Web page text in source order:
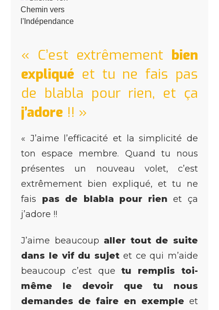
« C’est extrêmement bien
expliqué et tu ne fais pas
de blabla pour rien, et ça
j’adore !! »
« J’aime l’efficacité et la simplicité de
ton espace membre. Quand tu nous
présentes un nouveau volet, c’est
extrêmement bien expliqué, et tu ne
fais pas de blabla pour rien et ça
j’adore !!
J’aime beaucoup aller tout de suite
dans le vif du sujet et ce qui m’aide
beaucoup c’est quetu remplis toi-
même le devoir que tu nous
demandes de faire en exemple et